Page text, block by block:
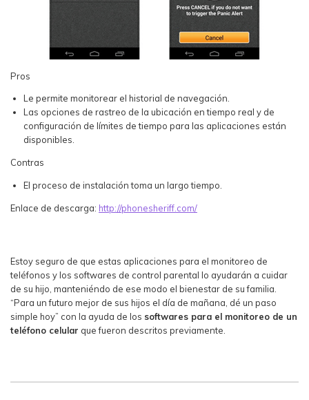
Pros
Le permite monitorear el historial de navegación.
Las opciones de rastreo de la ubicación en tiempo real y de
configuración de límites de tiempo para las aplicaciones están
disponibles.
Contras
El proceso de instalación toma un largo tiempo.
Enlace de descarga: http://phonesheriff.com/
Estoy seguro de que estas aplicaciones para el monitoreo de
teléfonos y los softwares de control parental lo ayudarán a cuidar
de su hijo, manteniéndo de ese modo el bienestar de su familia.
“Para un futuro mejor de sus hijos el día de mañana, dé un paso
simple hoy” con la ayuda de los softwares para el monitoreo de un
teléfono celular que fueron descritos previamente.